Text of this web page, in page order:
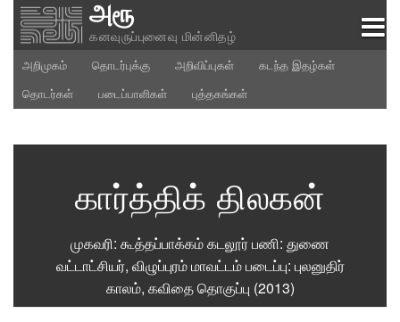
Skip
content
அரூ
கனவுருப்புனைவு மின்னிதழ்
அறிமுகம் தொடர்புக்கு அறிவிப்புகள்
கடந்த இதழ்கள்
தொடர்கள்
படைப்பாளிகள் புத்தகங்கள்
கார்த்திக் திலகன்
முகவரி: கூத்தப்பாக்கம் கடலூர் பணி: துணை
வட்டாட்சியர், விழுப்புரம் மாவட்டம் படைப்பு: புலனுதிர்
காலம், கவிதை தொகுப்பு (2013)